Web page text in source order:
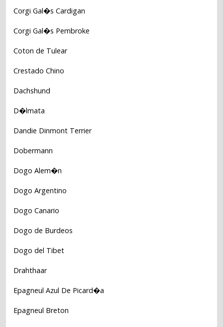
Corgi Gal�s Cardigan
Corgi Gal�s Pembroke
Coton de Tulear
Crestado Chino
Dachshund
D�lmata
Dandie Dinmont Terrier
Dobermann
Dogo Alem�n
Dogo Argentino
Dogo Canario
Dogo de Burdeos
Dogo del Tibet
Drahthaar
Epagneul Azul De Picard�a
Epagneul Breton